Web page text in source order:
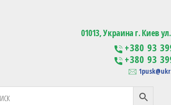
01013, Украина г. Киев
+380 93
+380 93